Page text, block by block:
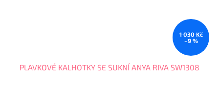
1 030 Kč
–9 %
PLAVKOVÉ KALHOTKY SE SUKNÍ ANYA RIVA SW1308